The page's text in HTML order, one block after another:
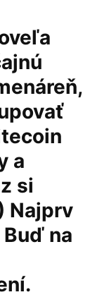
a
si
Najprv
na